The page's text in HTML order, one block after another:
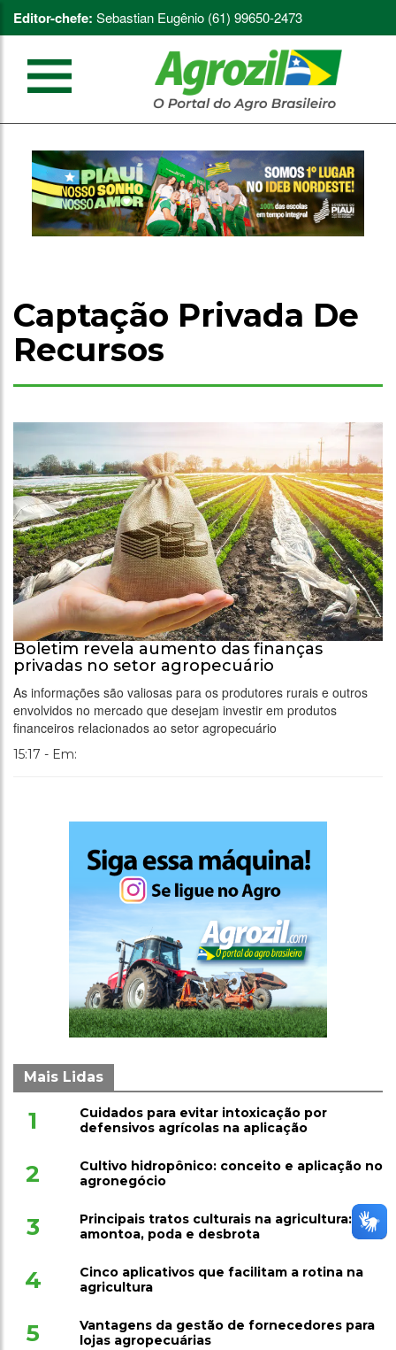
Editor-chefe: Sebastian Eugênio (61) 99650-2473
Captação Privada De
Recursos
Boletim revela aumento das finanças
privadas no setor agropecuário
As informações são valiosas para os produtores rurais e outros
envolvidos no mercado que desejam investir em produtos
financeiros relacionados ao setor agropecuário
15:17 - Em:
Mais Lidas
1
Cuidados para evitar intoxicação por
defensivos agrícolas na aplicação
2
Cultivo hidropônico: conceito e aplicação no
agronegócio
3
Principais tratos culturais na agricultura:
amontoa, poda e desbrota
4
Cinco aplicativos que facilitam a rotina na
agricultura
5
Vantagens da gestão de fornecedores para
lojas agropecuárias